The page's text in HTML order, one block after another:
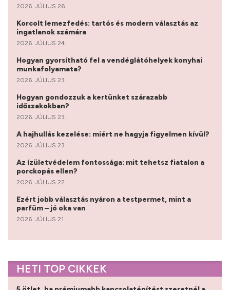
2026. JÚLIUS 26.
Korcolt lemezfedés: tartós és modern választás az
ingatlanok számára
2026. JÚLIUS 24.
Hogyan gyorsítható fel a vendéglátóhelyek konyhai
munkafolyamata?
2026. JÚLIUS 23.
Hogyan gondozzuk a kertünket szárazabb
időszakokban?
2026. JÚLIUS 23.
A hajhullás kezelése: miért ne hagyja figyelmen kívül?
2026. JÚLIUS 23.
Az ízületvédelem fontossága: mit tehetsz fiatalon a
porckopás ellen?
2026. JÚLIUS 22.
Ezért jobb választás nyáron a testpermet, mint a
parfüm – jó oka van
2026. JÚLIUS 21.
HETI TOP CIKKEK